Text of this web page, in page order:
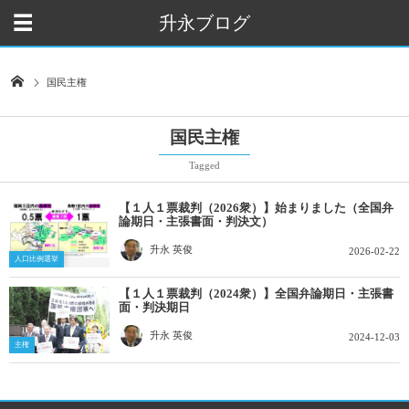
升永ブログ
国民主権
国民主権
Tagged
人口比例選挙
【１人１票裁判（2026衆）】始まりました（全国弁
論期日・主張書面・判決文）
升永 英俊 2026-02-22
主権
【１人１票裁判（2024衆）】全国弁論期日・主張書
面・判決期日
升永 英俊 2024-12-03